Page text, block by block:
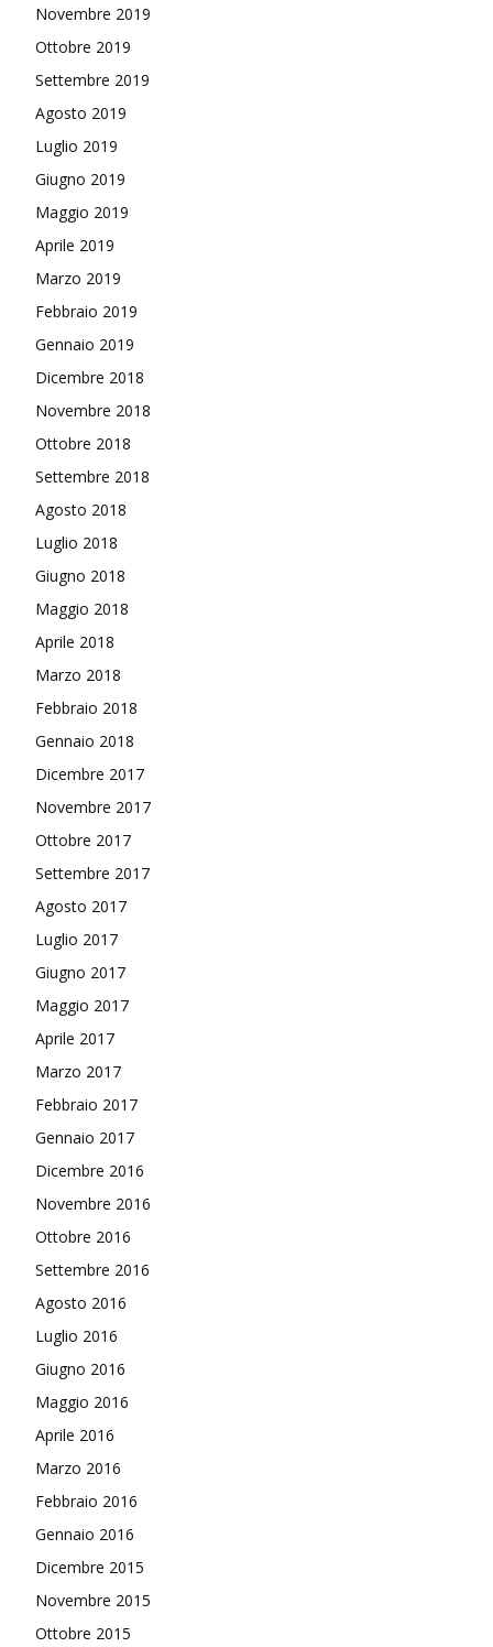
Novembre 2019
Ottobre 2019
Settembre 2019
Agosto 2019
Luglio 2019
Giugno 2019
Maggio 2019
Aprile 2019
Marzo 2019
Febbraio 2019
Gennaio 2019
Dicembre 2018
Novembre 2018
Ottobre 2018
Settembre 2018
Agosto 2018
Luglio 2018
Giugno 2018
Maggio 2018
Aprile 2018
Marzo 2018
Febbraio 2018
Gennaio 2018
Dicembre 2017
Novembre 2017
Ottobre 2017
Settembre 2017
Agosto 2017
Luglio 2017
Giugno 2017
Maggio 2017
Aprile 2017
Marzo 2017
Febbraio 2017
Gennaio 2017
Dicembre 2016
Novembre 2016
Ottobre 2016
Settembre 2016
Agosto 2016
Luglio 2016
Giugno 2016
Maggio 2016
Aprile 2016
Marzo 2016
Febbraio 2016
Gennaio 2016
Dicembre 2015
Novembre 2015
Ottobre 2015